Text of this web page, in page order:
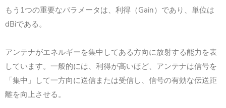
もう1つの重要なパラメータは、利得（Gain）であり、単位は
dBiである。
アンテナがエネルギーを集中してある方向に放射する能力を表
しています。一般的には、利得が高いほど、アンテナは信号を
「集中」して一方向に送信または受信し、信号の有効な伝送距
離を向上させる。